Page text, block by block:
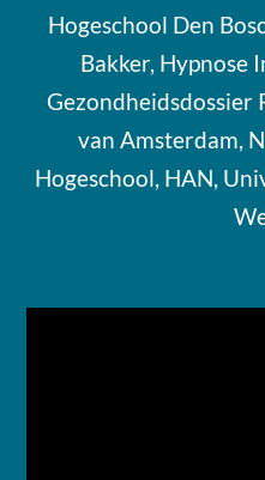
Hogeschool Den
Bakker, Hypnose
Gezondheidsdossier
van Amsterdam,
Hogeschool, HAN,